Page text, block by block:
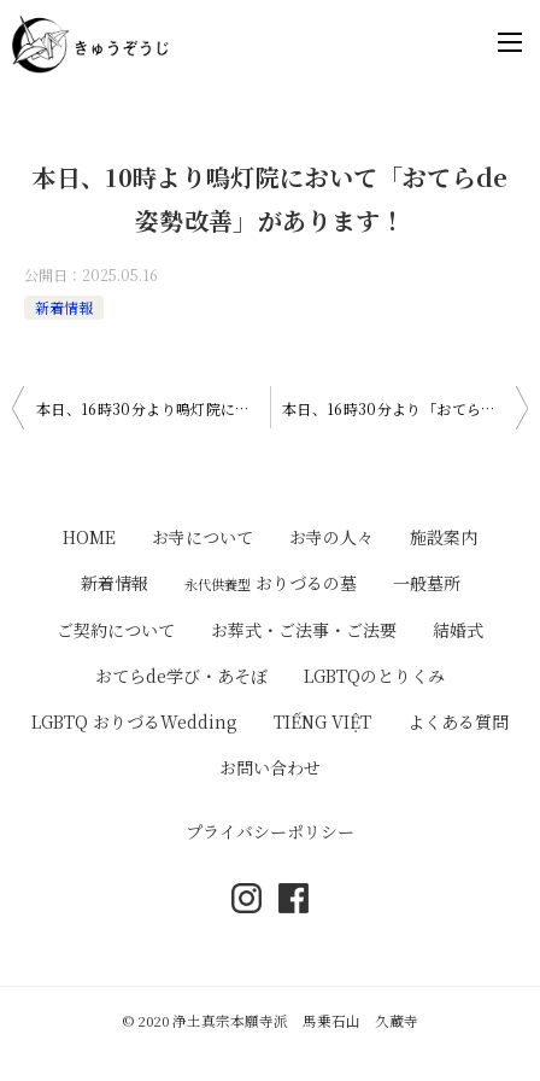
本日、10時より嗚灯院において「おてらde
姿勢改善」があります！
公開日： 2025.05.16
新着情報
投
ョ
本日、16時30分より嗚灯院に於いて「おてらde造形あそび」があります！ 本日、16時30分より「おてらde造形あそび」があります。
HOME お寺について お寺の人々
施設案内
新着情報
永代供養型 おりづるの墓
一般墓所
ご契約について
お葬式・ご法事・ご法要
結婚式
おてらde学び・あそぼ
LGBTQのとりくみ
LGBTQ おりづるWedding
TIẾNG VIỆT
よくある質問
お問い合わせ
プライバシーポリシー
© 2020 浄土真宗本願寺派 馬乗石山 久蔵寺